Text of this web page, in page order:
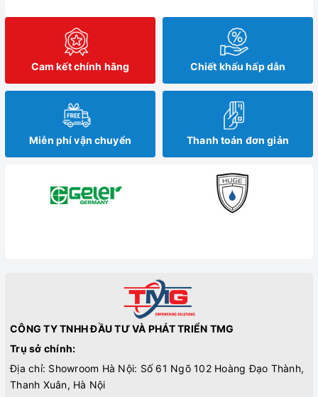
Cam kết chính hãng Chiết khấu hấp dẫn
Miễn phí vận chuyển Thanh toán đơn giản
CÔNG TY TNHH ĐẦU TƯ VÀ PHÁT TRIỂN TMG
Trụ sở chính:
Địa chỉ: Showroom Hà Nội: Số 61 Ngõ 102 Hoàng Đạo Thành,
Thanh Xuân, Hà Nội